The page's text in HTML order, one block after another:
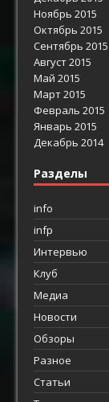
Ноябрь 2015
Октябрь 2015
Сентябрь 2015
Август 2015
Май 2015
Март 2015
Февраль 2015
Январь 2015
Декабрь 2014
Разделы
info
infp
Интервью
Клуб
Медиа
Новости
Обзоры
Разное
Статьи